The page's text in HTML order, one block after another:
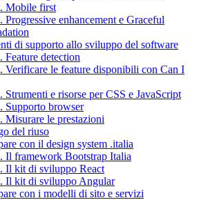
Mobile first
Progressive enhancement e Graceful
di supporto allo sviluppo del software
Feature detection
Verificare le feature disponibili con Can I
Strumenti e risorse per CSS e JavaScript
Supporto browser
Misurare le prestazioni
del riuso
con il design system .italia
Il framework Bootstrap Italia
Il kit di sviluppo React
Il kit di sviluppo Angular
con i modelli di sito e servizi